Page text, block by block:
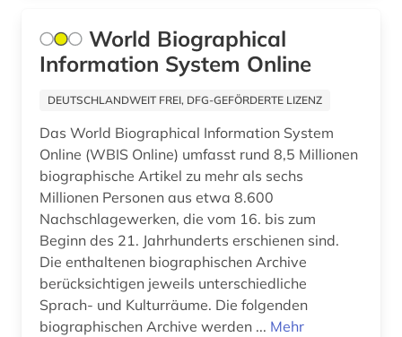
World Biographical
Information System Online
DEUTSCHLANDWEIT FREI, DFG-GEFÖRDERTE LIZENZ
Das World Biographical Information System
Online (WBIS Online) umfasst rund 8,5 Millionen
biographische Artikel zu mehr als sechs
Millionen Personen aus etwa 8.600
Nachschlagewerken, die vom 16. bis zum
Beginn des 21. Jahrhunderts erschienen sind.
Die enthaltenen biographischen Archive
berücksichtigen jeweils unterschiedliche
Sprach- und Kulturräume. Die folgenden
biographischen Archive werden ... Mehr